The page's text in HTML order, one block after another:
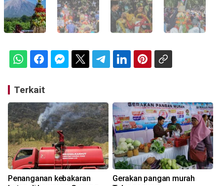
Terkait
Penanganan kebakaran
Gerakan pangan murah